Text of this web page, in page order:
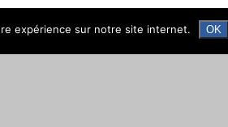
expérience sur notre site internet. OK